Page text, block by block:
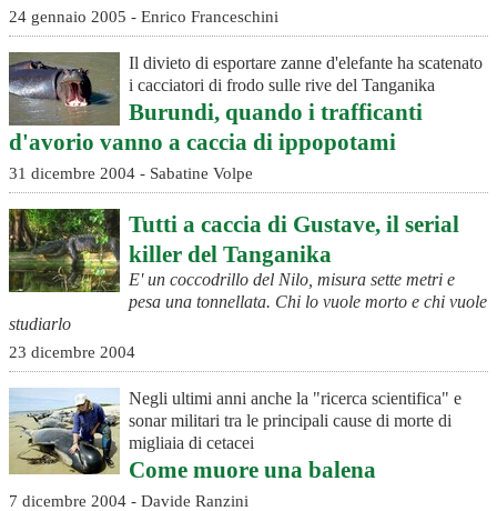
24 gennaio 2005 - Enrico Franceschini
Il divieto di esportare zanne d'elefante ha scatenato
i cacciatori di frodo sulle rive del Tanganika
Burundi, quando i trafficanti
d'avorio vanno a caccia di ippopotami
31 dicembre 2004 - Sabatine Volpe
Tutti a caccia di Gustave, il serial
killer del Tanganika
E' un coccodrillo del Nilo, misura sette metri e
pesa una tonnellata. Chi lo vuole morto e chi vuole
studiarlo
23 dicembre 2004
Negli ultimi anni anche la "ricerca scientifica" e
sonar militari tra le principali cause di morte di
migliaia di cetacei
Come muore una balena
7 dicembre 2004 - Davide Ranzini